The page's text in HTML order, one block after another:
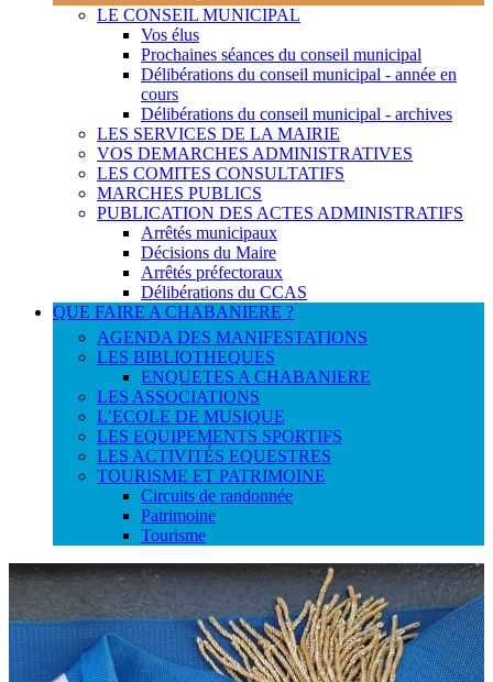
LE CONSEIL MUNICIPAL
Vos élus
Prochaines séances du conseil municipal
Délibérations du conseil municipal - année en
cours
Délibérations du conseil municipal - archives
LES SERVICES DE LA MAIRIE
VOS DEMARCHES ADMINISTRATIVES
LES COMITES CONSULTATIFS
MARCHES PUBLICS
PUBLICATION DES ACTES ADMINISTRATIFS
Arrêtés municipaux
Décisions du Maire
Arrêtés préfectoraux
Délibérations du CCAS
QUE FAIRE A CHABANIERE ?
AGENDA DES MANIFESTATIONS
LES BIBLIOTHEQUES
ENQUETES A CHABANIERE
LES ASSOCIATIONS
L’ECOLE DE MUSIQUE
LES EQUIPEMENTS SPORTIFS
LES ACTIVITÉS EQUESTRES
TOURISME ET PATRIMOINE
Circuits de randonnée
Patrimoine
Tourisme